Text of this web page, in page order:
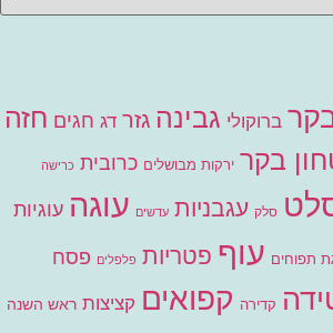
ברוקולי גבינה גזר דג חגים חזה
בקר ירקות מבושלים כרובית כרישה
סלק עגבניות עדשים עוגה עוגיות
תפוחים עוף פטריות פלפלים פסח
קדירה קפואים קציצות ראש השנה